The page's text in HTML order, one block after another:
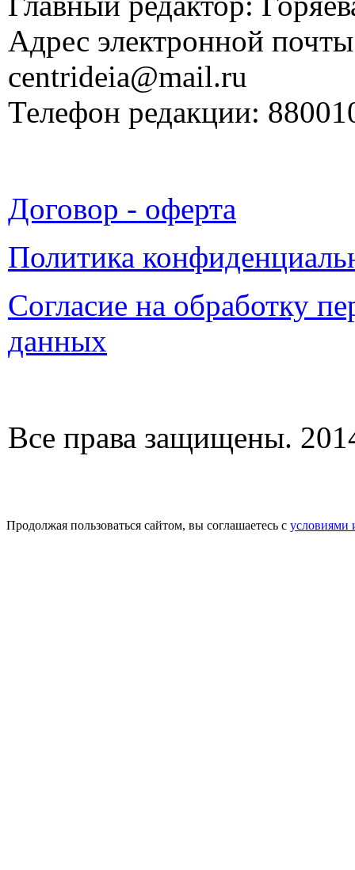
Адрес электронной
centrideia@mail.ru
Телефон редакции:
Договор - оферта
Политика
Согласие на обработку
данных
Все права защищены.
Продолжая пользоваться сайтом, вы соглашаетесь с условиями